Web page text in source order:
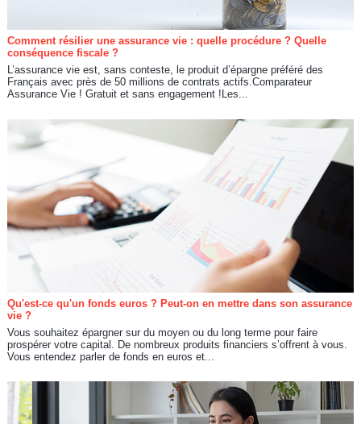
Comment résilier une assurance vie : quelle procédure ? Quelle
conséquence fiscale ?
L’assurance vie est, sans conteste, le produit d’épargne préféré des
Français avec près de 50 millions de contrats actifs.Comparateur
Assurance Vie ! Gratuit et sans engagement !Les...
Qu'est-ce qu'un fonds euros ? Peut-on en mettre dans son assurance
vie ?
Vous souhaitez épargner sur du moyen ou du long terme pour faire
prospérer votre capital. De nombreux produits financiers s’offrent à vous.
Vous entendez parler de fonds en euros et...